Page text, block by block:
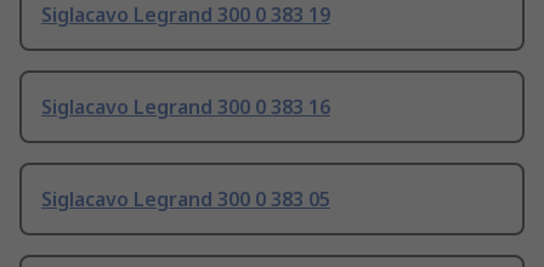
Siglacavo Legrand 300 0 383 19
Siglacavo Legrand 300 0 383 16
Siglacavo Legrand 300 0 383 05